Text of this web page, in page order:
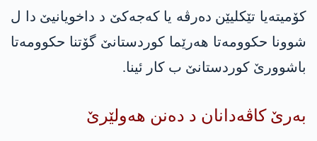
کۆمیتەیا تێکلیێن دەرڤە یا كه‌جه‌كێ د داخویانیێ دا ل
شوونا حکوومەتا هەرێما کوردستانێ گۆتنا حکوومەتا
باشوورێ کوردستانێ ب کار ئینا.
بەرێ كاڤه‌دانان د ده‌نن هه‌ولێرێ